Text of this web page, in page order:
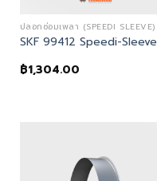
ปลอกซ่อมเพลา (SPEEDI SLEEVE)
SKF 99412 Speedi-Sleeve
฿1,304.00